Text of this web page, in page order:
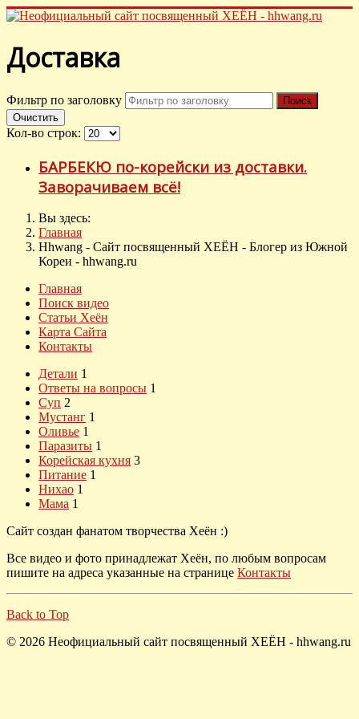
Доставка
Фильтр по заголовку
Поиск
Очистить
Кол-во строк:
БАРБЕКЮ по-корейски из доставки.
Заворачиваем всё!
Вы здесь:
Главная
Hhwang - Сайт посвященный ХЕЁН - Блогер из Южной
Кореи - hhwang.ru
Главная
Поиск видео
Статьи Хеён
Карта Сайта
Контакты
Детали 1
Ответы на вопросы 1
Суп 2
Мустанг 1
Оливье 1
Паразиты 1
Корейская кухня 3
Питание 1
Нихао 1
Мама 1
Сайт создан фанатом творчества Хеён :)
Все видео и фото принадлежат Хеён, по любым вопросам
пишите на адреса указанные на странице Контакты
Back to Top
© 2026 Неофициальный сайт посвященный ХЕЁН - hhwang.ru